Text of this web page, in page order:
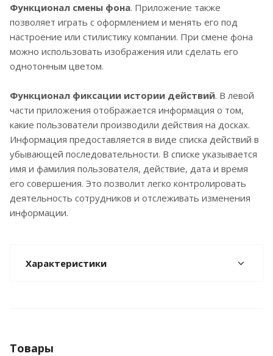
Функционал смены фона. Приложение также
позволяет играть с оформлением и менять его под
настроение или стилистику компании. При смене фона
можно использовать изображения или сделать его
однотонным цветом.
Функционал фиксации истории действий. В левой
части приложения отображается информация о том,
какие пользователи производили действия на досках.
Информация предоставляется в виде списка действий в
убывающей последовательности. В списке указывается
имя и фамилия пользователя, действие, дата и время
его совершения. Это позволит легко контролировать
деятельность сотрудников и отслеживать изменения
информации.
Характеристики
Товары